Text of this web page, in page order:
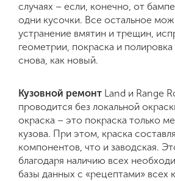
случаях – если, конечно, от
одни кусочки. Все остальное
устранение вмятин и трещин,
геометрии, покраска и
снова, как новый.
Кузовной ремонт Land и Range
проводится без локальной
окраска – это покраска только
кузова. При этом, краска
компонентов, что и заводская.
благодаря наличию всех
базы данных с «рецептами» всех